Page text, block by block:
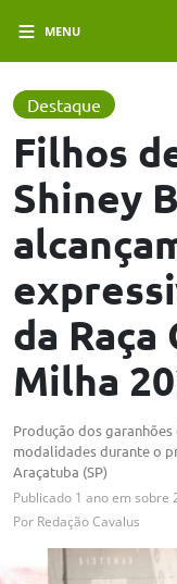
MENU
Destaque
Filhos
Shiney
da
Milha
Produção dos
modalidades durante o
Araçatuba (SP)
Publicado 1 ano em sobre
Por Redação Cavalus